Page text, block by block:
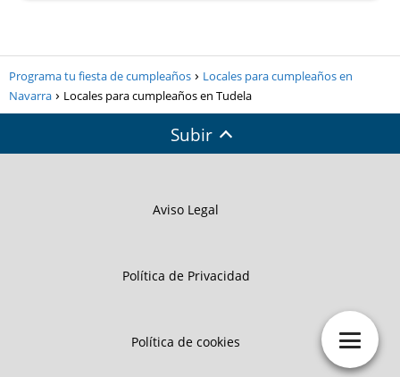
Programa tu fiesta de cumpleaños
Locales para cumpleaños en
Navarra
Locales para cumpleaños en Tudela
Subir
Aviso Legal
Política de Privacidad
Política de cookies